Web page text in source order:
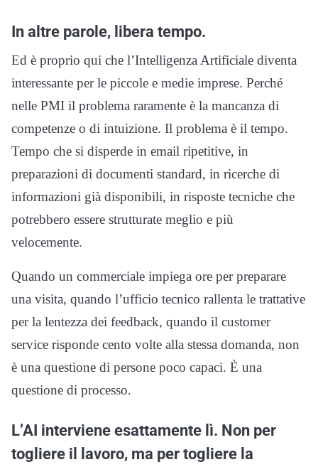
In altre parole, libera tempo.
Ed è proprio qui che l’Intelligenza Artificiale diventa
interessante per le piccole e medie imprese. Perché
nelle PMI il problema raramente è la mancanza di
competenze o di intuizione. Il problema è il tempo.
Tempo che si disperde in email ripetitive, in
preparazioni di documenti standard, in ricerche di
informazioni già disponibili, in risposte tecniche che
potrebbero essere strutturate meglio e più
velocemente.
Quando un commerciale impiega ore per preparare
una visita, quando l’ufficio tecnico rallenta le trattative
per la lentezza dei feedback, quando il customer
service risponde cento volte alla stessa domanda, non
è una questione di persone poco capaci. È una
questione di processo.
L’AI interviene esattamente lì. Non per
togliere il lavoro, ma per togliere la